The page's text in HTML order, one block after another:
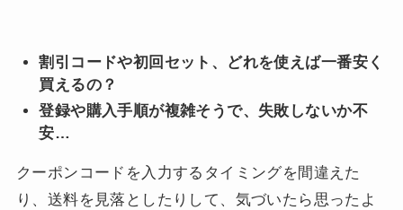
割引コードや初回セット、どれを使えば一番安く
買えるの？
登録や購入手順が複雑そうで、失敗しないか不
安…
クーポンコードを入力するタイミングを間違えた
り、送料を見落としたりして、気づいたら思ったよ